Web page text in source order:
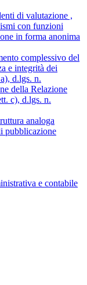
di valutazione ,
con funzioni
in forma anonima
complessivo del
e integrità dei
d.lgs. n.
della Relazione
c), d.lgs. n.
analoga
pubblicazione
e contabile